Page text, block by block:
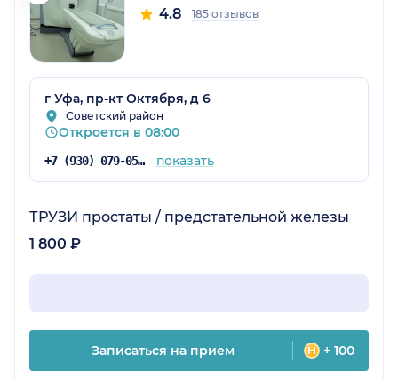
4.8 185 отзывов
г Уфа, пр-кт Октября, д 6
Советский район
Откроется в 08:00
+7 (930) 079-05-21 показать
ТРУЗИ простаты / предстательной железы
1 800 ₽
Записаться на прием + 100